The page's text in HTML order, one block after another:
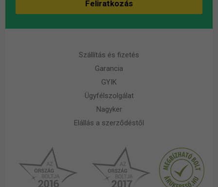
Szállítás és fizetés
Garancia
GYIK
Ügyfélszolgálat
Nagyker
Elállás a szerződéstől